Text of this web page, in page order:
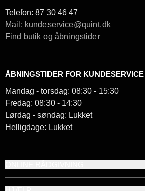
Telefon: 87 30 46 47
Mail: kundeservice@quint.dk
Find butik og åbningstider
ÅBNINGSTIDER FOR KUNDESERVICE
Mandag - torsdag: 08:30 - 15:30
Fredag: 08:30 - 14:30
Lørdag - søndag: Lukket
Helligdage: Lukket